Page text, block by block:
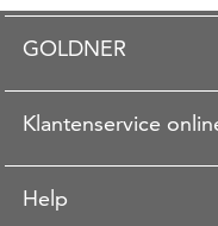
GOLDNER
Klantenservice
Help